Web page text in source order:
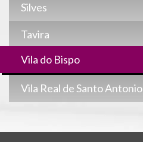
Silves
Tavira
Vila do Bispo
Vila Real de Santo Antonio